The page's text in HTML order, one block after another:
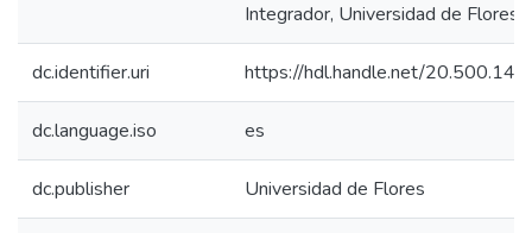
Integrador, Universidad de Flores].
dc.identifier.uri https://hdl.handle.net/
dc.language.iso es
dc.publisher Universidad de Flores